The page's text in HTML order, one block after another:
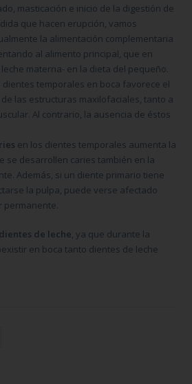
masticación e inicio de la digestión de
que hacen erupción, vamos
la alimentación complementaria
al alimento principal, que en
materna- en la dieta del pequeño.
dientes temporales en boca favorece el
las estructuras maxilofaciales, tanto a
Al contrario, la ausencia de éstos
en los dientes temporales aumenta la
se desarrollen caries también en la
Además, si un diente primario tiene
la pulpa, puede verse afectado
permanente.
dientes de leche, ya que durante la
en boca tanto dientes de leche